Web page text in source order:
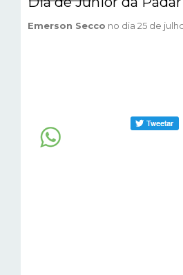
Emerson Secco no dia 25 de